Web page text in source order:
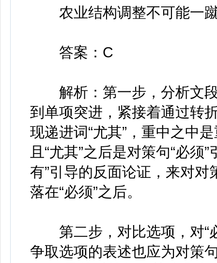
农业结构调整不可能一
答案：C
解析：第一步，分析文段
到单项突进，紧接着通过转
现递进词“尤其”，重中之中
且“尤其”之后是对策句“必须
有”引导的反面论证，来对
落在“必须”之后。
第二步，对比选项，对“
争取选项的表述也应为对策